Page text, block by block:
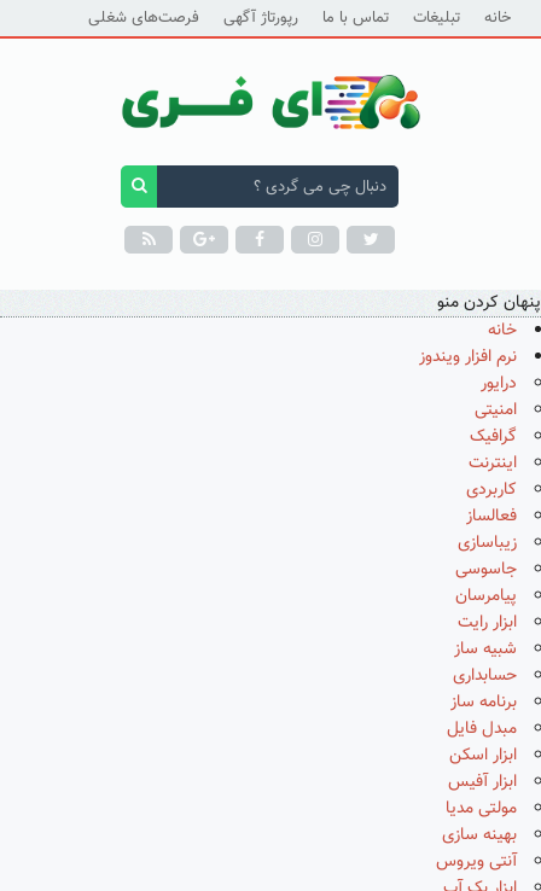
خانه تبلیغات تماس با ما رپورتاژ آگهی فرصت‌های شغلی
پنهان کردن منو
خانه
نرم افزار ویندوز
درایور
امنیتی
گرافیک
اینترنت
کاربردی
فعالساز
زیباسازی
جاسوسی
پیامرسان
ابزار رایت
شبیه ساز
حسابداری
برنامه ساز
مبدل فایل
ابزار اسکن
ابزار آفیس
مولتی مدیا
بهینه سازی
آنتی ویروس